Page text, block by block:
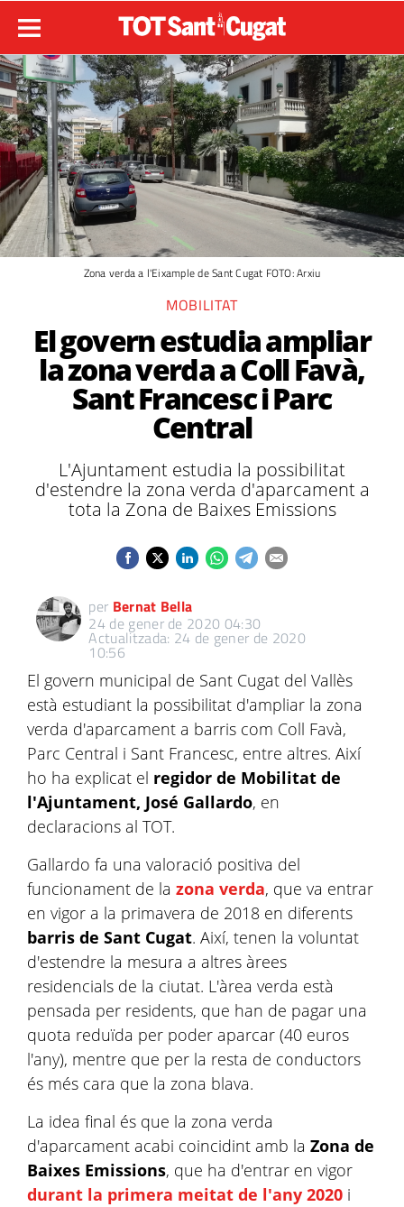
Zona verda a l'Eixample de Sant Cugat FOTO: Arxiu
MOBILITAT
El govern estudia ampliar
la zona verda a Coll Favà,
Sant Francesc i Parc
Central
L'Ajuntament estudia la possibilitat
d'estendre la zona verda d'aparcament a
tota la Zona de Baixes Emissions
per Bernat Bella
24 de gener de 2020 04:30
Actualitzada: 24 de gener de 2020
10:56
El govern municipal de Sant Cugat del Vallès
està estudiant la possibilitat d'ampliar la zona
verda d'aparcament a barris com Coll Favà,
Parc Central i Sant Francesc, entre altres. Així
ho ha explicat el regidor de Mobilitat de
l'Ajuntament, José Gallardo, en
declaracions al TOT.
Gallardo fa una valoració positiva del
funcionament de la zona verda, que va entrar
en vigor a la primavera de 2018 en diferents
barris de Sant Cugat. Així, tenen la voluntat
d'estendre la mesura a altres àrees
residencials de la ciutat. L'àrea verda està
pensada per residents, que han de pagar una
quota reduïda per poder aparcar (40 euros
l'any), mentre que per la resta de conductors
és més cara que la zona blava.
La idea final és que la zona verda
d'aparcament acabi coincidint amb la Zona de
Baixes Emissions, que ha d'entrar en vigor
durant la primera meitat de l'any 2020 i